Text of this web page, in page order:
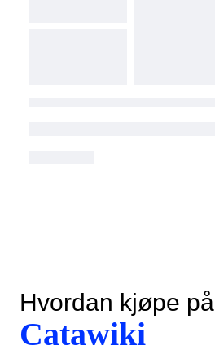
Hvordan kjøpe på
Catawiki